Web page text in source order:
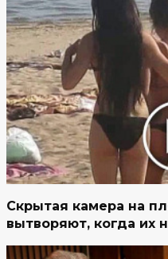
Скрытая камера на
вытворяют, когда их